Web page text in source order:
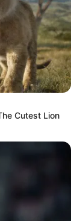
Cutest Lion